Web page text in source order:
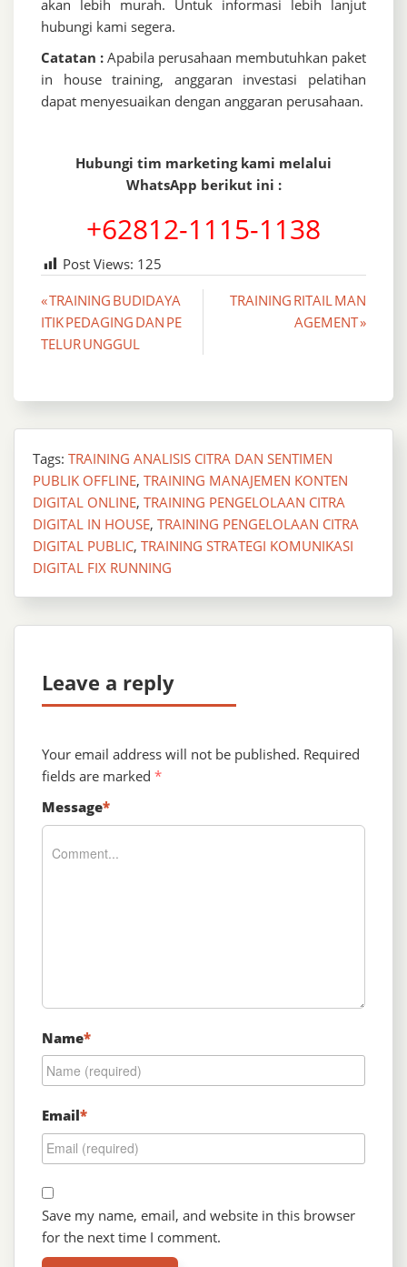
akan lebih murah. Untuk informasi lebih lanjut
hubungi kami segera.
Catatan : Apabila perusahaan membutuhkan paket
in house training, anggaran investasi pelatihan
dapat menyesuaikan dengan anggaran perusahaan.
Hubungi tim marketing kami melalui
WhatsApp berikut ini :
+62812-1115-1138
Post Views: 125
Post
navigation
« TRAINING BUDIDAYA
ITIK PEDAGING DAN PE
TELUR UNGGUL
TRAINING RITAIL MAN
AGEMENT »
Tags: TRAINING ANALISIS CITRA DAN SENTIMEN
PUBLIK OFFLINE, TRAINING MANAJEMEN KONTEN
DIGITAL ONLINE, TRAINING PENGELOLAAN CITRA
DIGITAL IN HOUSE, TRAINING PENGELOLAAN CITRA
DIGITAL PUBLIC, TRAINING STRATEGI KOMUNIKASI
DIGITAL FIX RUNNING
Leave a reply
Your email address will not be published. Required
fields are marked *
Message*
Name*
Email*
Save my name, email, and website in this browser
for the next time I comment.